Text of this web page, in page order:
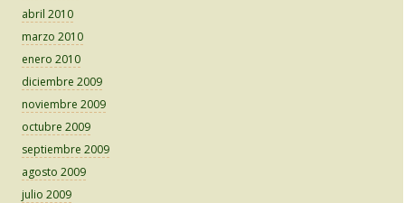
abril 2010
marzo 2010
enero 2010
diciembre 2009
noviembre 2009
octubre 2009
septiembre 2009
agosto 2009
julio 2009